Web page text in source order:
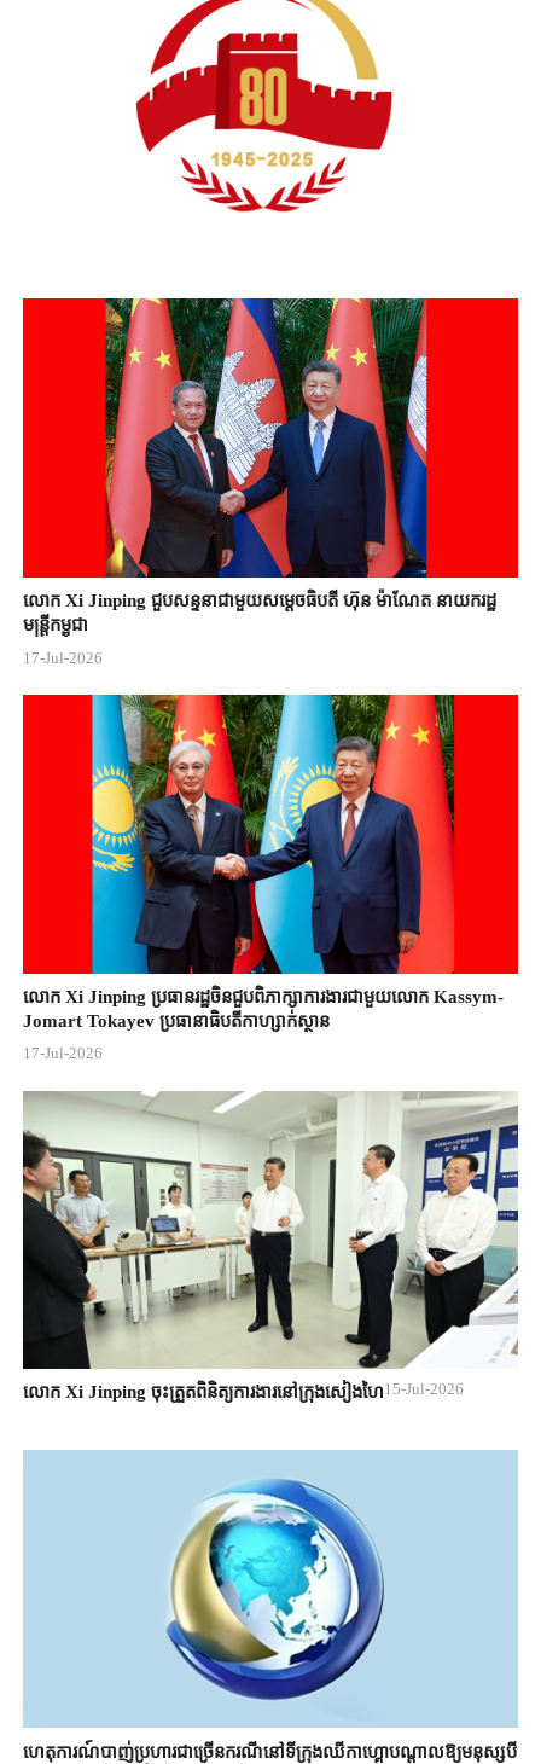
លោក Xi Jinping ជួបសន្ទនាជាមួយសម្តេចធិបតី ហ៊ុន ម៉ាណែត នាយករដ្ឋ
មន្ត្រីកម្ពុជា
17-Jul-2026
លោក Xi Jinping ប្រធានរដ្ឋចិន​ជួបពិភាក្សា​ការងារជាមួយ​លោក Kassym-
Jomart ​Tokayev ​ប្រធានាធិបតី​កាហ្សាក់ស្ថាន​
17-Jul-2026
លោក Xi Jinping ចុះត្រួតពិនិត្យការងារនៅក្រុងសៀងហៃ15-Jul-2026
ហេតុការណ៍​បាញ់ប្រហារជាច្រើនករណី​នៅទីក្រុងឈីកាហ្គោបណ្តាលឱ្យមនុស្សបី